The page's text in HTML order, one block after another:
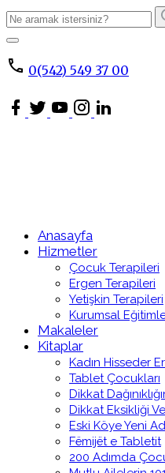
0(542) 549 37 00
Anasayfa
Hizmetler
Çocuk Terapileri
Ergen Terapileri
Yetişkin Terapileri
Kurumsal
Makaleler
Kitaplar
Kadın Hisseder
Tablet Çocukları
Dikkat
Dikkat Eksikliği
Eski Köye Yeni
Fëmijët e Tabletit
200 Adımda